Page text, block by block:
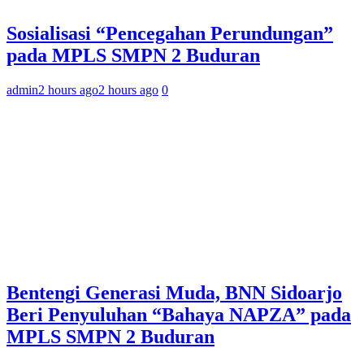
Sosialisasi “Pencegahan Perundungan”
pada MPLS SMPN 2 Buduran
admin2 hours ago2 hours ago 0
Bentengi Generasi Muda, BNN Sidoarjo
Beri Penyuluhan “Bahaya NAPZA” pada
MPLS SMPN 2 Buduran